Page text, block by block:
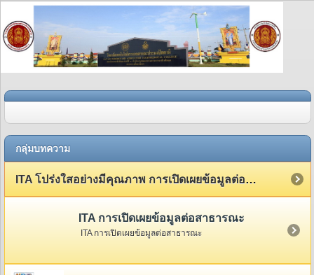
กลุ่มบทความ
ITA โปร่งใสอย่างมีคุณภาพ การเปิดเผยข้อมูลต่อสาธารณะ
ITA การเปิดเผยข้อมูลต่อสาธารณะ
ITA การเปิดเผยข้อมูลต่อสาธารณะ